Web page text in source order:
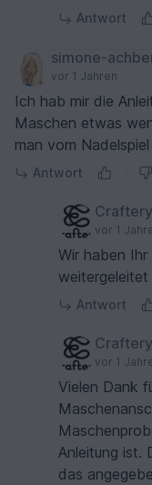
Antwort
simone-
vor 1 Jahren
Ich hab mir die
Maschen etwas
man vom
Antwort
Craftery
vor 1
Wir haben
Antwort
Craftery
vor 1
Vielen Dank
Anleitung ist.
das